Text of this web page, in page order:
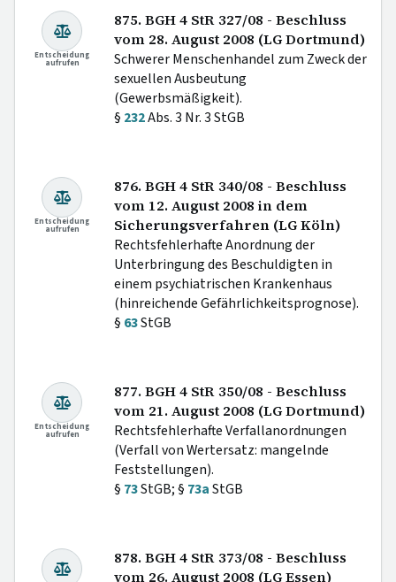
Entscheidung
aufrufen
875. BGH 4 StR 327/08 - Beschluss
vom 28. August 2008 (LG Dortmund)
Schwerer Menschenhandel zum Zweck der
sexuellen Ausbeutung
(Gewerbsmäßigkeit).
§ 232Abs. 3 Nr. 3 StGB
Entscheidung
aufrufen
876. BGH 4 StR 340/08 - Beschluss
vom 12. August 2008 in dem
Sicherungsverfahren (LG Köln)
Rechtsfehlerhafte Anordnung der
Unterbringung des Beschuldigten in
einem psychiatrischen Krankenhaus
(hinreichende Gefährlichkeitsprognose).
§ 63StGB
Entscheidung
aufrufen
877. BGH 4 StR 350/08 - Beschluss
vom 21. August 2008 (LG Dortmund)
Rechtsfehlerhafte Verfallanordnungen
(Verfall von Wertersatz: mangelnde
Feststellungen).
§ 73StGB; § 73aStGB
878. BGH 4 StR 373/08 - Beschluss
vom 26. August 2008 (LG Essen)